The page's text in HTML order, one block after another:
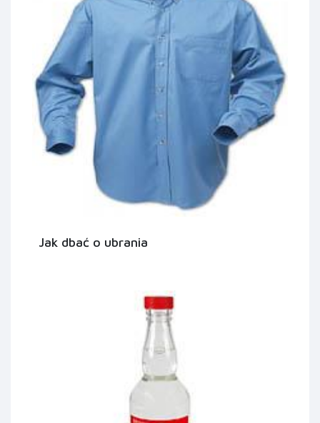
Jak dbać o ubrania